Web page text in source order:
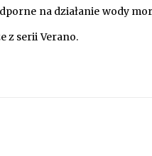
na działanie wody
z serii Verano.